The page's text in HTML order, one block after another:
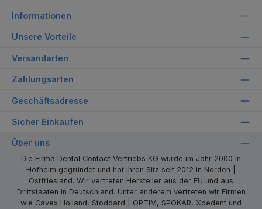
Informationen
Unsere Vorteile
Versandarten
Zahlungsarten
Geschäftsadresse
Sicher Einkaufen
Über uns
Die Firma Dental Contact Vertriebs KG wurde im Jahr 2000 in
Hofheim gegründet und hat ihren Sitz seit 2012 in Norden |
Ostfriesland. Wir vertreten Hersteller aus der EU und aus
Drittstaaten in Deutschland. Unter anderem vertreten wir Firmen
wie Cavex Holland, Stoddard | OPTIM, SPOKAR, Xpedent und